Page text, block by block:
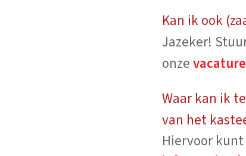
Kan ik ook
Jazeker!
onze
Waar kan ik
van het
Hiervoor